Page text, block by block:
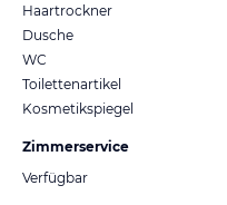
Haartrockner
Dusche
WC
Toilettenartikel
Kosmetikspiegel
Zimmerservice
Verfügbar